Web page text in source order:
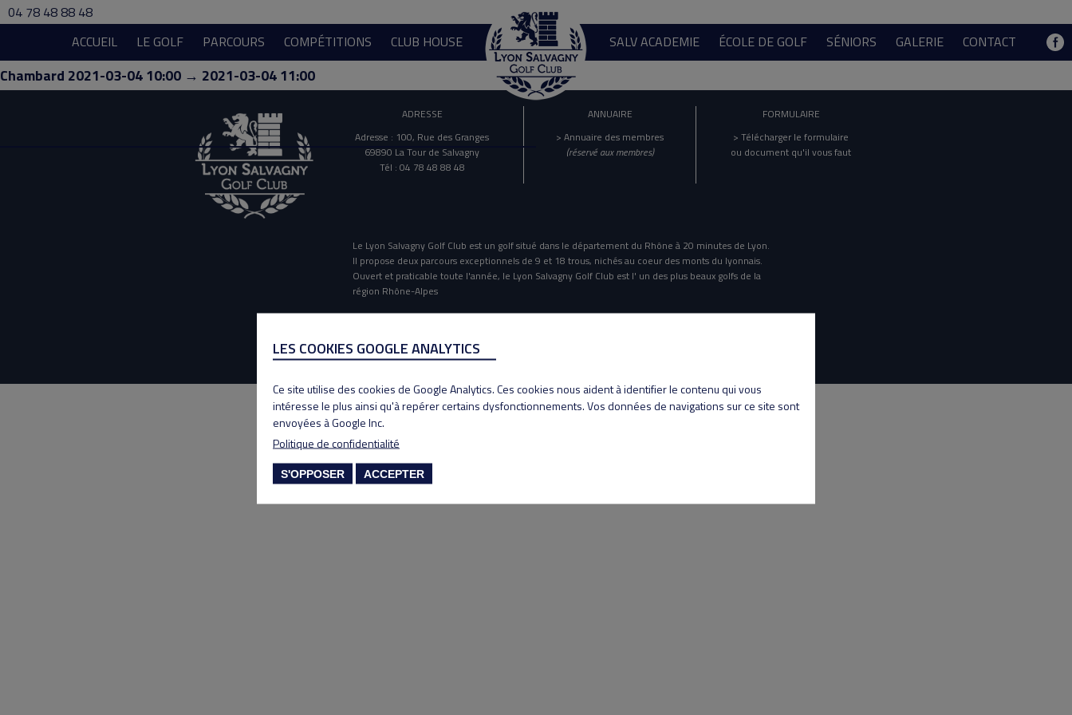
04 78 48 88 48
ACCUEIL
LE GOLF PARCOURS COMPÉTITIONS CLUB HOUSE SALV ACADEMIE ÉCOLE DE GOLF SÉNIORS GALERIE CONTACT
Chambard 2021-03-04 10:00 → 2021-03-04 11:00
ADRESSE
Adresse : 100, Rue des Granges
69890 La Tour de Salvagny
Tél : 04 78 48 88 48
ANNUAIRE
> Annuaire des membres
(réservé aux membres)
FORMULAIRE
> Télécharger le formulaire
ou document qu'il vous faut
Le Lyon Salvagny Golf Club est un golf situé dans le département du Rhône à 20 minutes de Lyon.
Il propose deux parcours exceptionnels de 9 et 18 trous, nichés au coeur des monts du lyonnais.
Ouvert et praticable toute l'année, le Lyon Salvagny Golf Club est l' un des plus beaux golfs de la
région Rhône-Alpes
Copyright 2020 Lyon Salvagny golf club
LES COOKIES GOOGLE ANALYTICS
Ce site utilise des cookies de Google Analytics. Ces cookies nous aident à identifier le contenu qui vous
intéresse le plus ainsi qu'à repérer certains dysfonctionnements. Vos données de navigations sur ce site sont
envoyées à Google Inc.
Politique de confidentialité
S'OPPOSER ACCEPTER